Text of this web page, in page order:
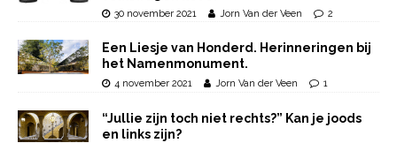
30 november 2021 Jorn Van der Veen 2
Een Liesje van Honderd. Herinneringen bij
het Namenmonument.
4 november 2021 Jorn Van der Veen 1
“Jullie zijn toch niet rechts?” Kan je joods
en links zijn?